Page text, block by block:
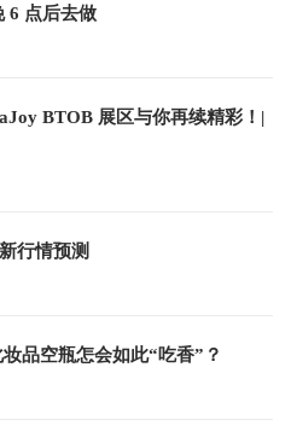
6 点后去做
BTOB 展区与你再续精彩！|
行情预测
品空瓶怎会如此“吃香”？